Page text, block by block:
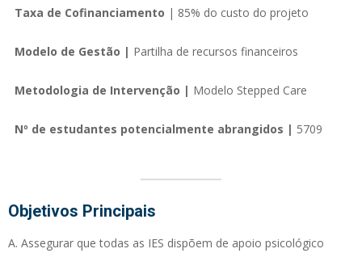
Taxa de Cofinanciamento | 85% do custo do projeto
Modelo de Gestão | Partilha de recursos financeiros
Metodologia de Intervenção | Modelo Stepped Care
Nº de estudantes potencialmente abrangidos | 5709
Objetivos Principais
A. Assegurar que todas as IES dispõem de apoio psicológico